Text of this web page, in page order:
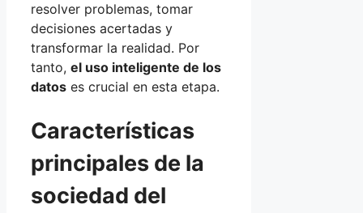
resolver problemas, tomar
decisiones acertadas y
transformar la realidad. Por
tanto, el uso inteligente de los
datos es crucial en esta etapa.
Características
principales de la
sociedad del